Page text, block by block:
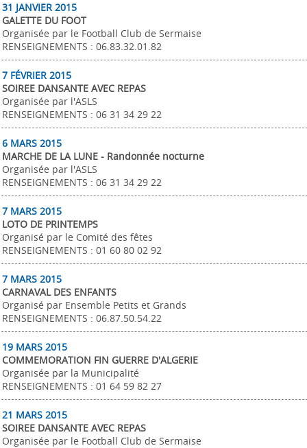
31 JANVIER 2015
GALETTE DU FOOT
Organisée par le Football Club de Sermaise
RENSEIGNEMENTS : 06.83.32.01.82
7 FÉVRIER 2015
SOIREE DANSANTE AVEC REPAS
Organisée par l'ASLS
RENSEIGNEMENTS : 06 31 34 29 22
6 MARS 2015
MARCHE DE LA LUNE - Randonnée nocturne
Organisée par l'ASLS
RENSEIGNEMENTS : 06 31 34 29 22
7 MARS 2015
LOTO DE PRINTEMPS
Organisé par le Comité des fêtes
RENSEIGNEMENTS : 01 60 80 02 92
7 MARS 2015
CARNAVAL DES ENFANTS
Organisé par Ensemble Petits et Grands
RENSEIGNEMENTS : 06.87.50.54.22
19 MARS 2015
COMMEMORATION FIN GUERRE D'ALGERIE
Organisée par la Municipalité
RENSEIGNEMENTS : 01 64 59 82 27
21 MARS 2015
SOIREE DANSANTE AVEC REPAS
Organisée par le Football Club de Sermaise